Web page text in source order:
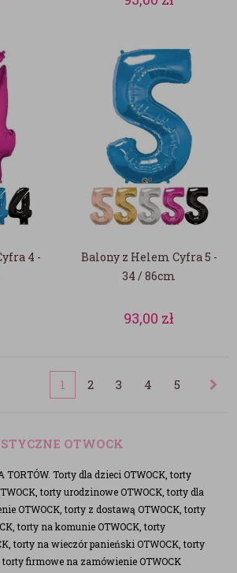
4 -
Balony z Helem Cyfra 5 -
34 / 86cm
93,00 zł
1 2 3 4 5
OTWOCK
TORTÓW. Torty dla dzieci OTWOCK, torty
torty urodzinowe OTWOCK, torty dla
OTWOCK, torty z dostawą OTWOCK, torty
torty na komunie OTWOCK, torty
torty na wieczór panieński OTWOCK, torty
torty firmowe na zamówienie OTWOCK